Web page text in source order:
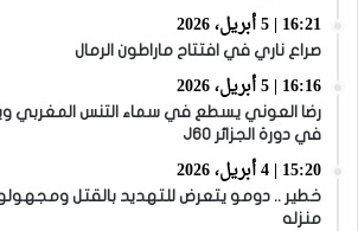
16:21 | 5 أبريل، 2026
صراع ناري في افتتاح ماراطون الرمال
16:16 | 5 أبريل، 2026
رضا العوني يسطع في سماء التنس المغربي
في دورة الجزائر J60
15:20 | 4 أبريل، 2026
خطير .. دومو يتعرض للتهديد بالقتل
منزله